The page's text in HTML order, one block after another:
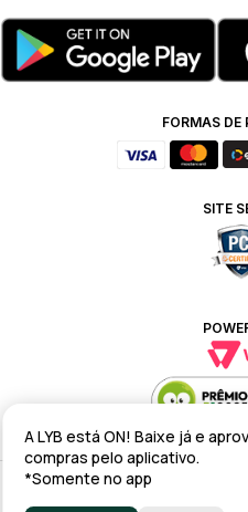
FORMAS DE
SITE
Alteração de preços e condições
A LYB está ON! Baixe já e
compras pelo aplicativo.
*Somente no app